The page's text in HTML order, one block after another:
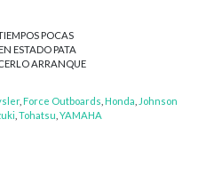
POCAS
ESTADO PATA
ARRANQUE
, Force Outboards Honda Johnson
Tohatsu YAMAHA